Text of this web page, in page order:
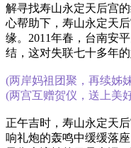
解寻找寿山永定天后宫
心帮助下，寿山永定天
缘。2011年春，台南安
结，这对失联七十多年的
(两岸妈祖团聚，再续姊
(两宫互赠贺仪，送上美
正午吉时，寿山永定天
响礼炮的轰鸣中缓缓落